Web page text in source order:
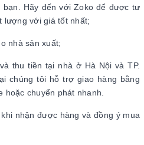
Hãy đến với Zoko để được tư
lượng với giá tốt nhất;
nhà sản xuất;
thu tiền tại nhà ở Hà Nội và TP.
chúng tôi hỗ trợ giao hàng bằng
chuyển phát nhanh.
nhận được hàng và đồng ý mua